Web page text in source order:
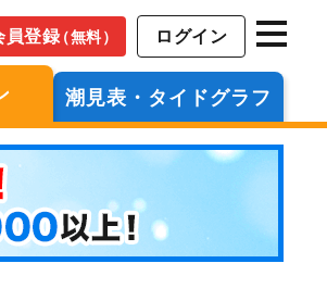
員登録（無料） ログイン
潮見表・タイドグラフ